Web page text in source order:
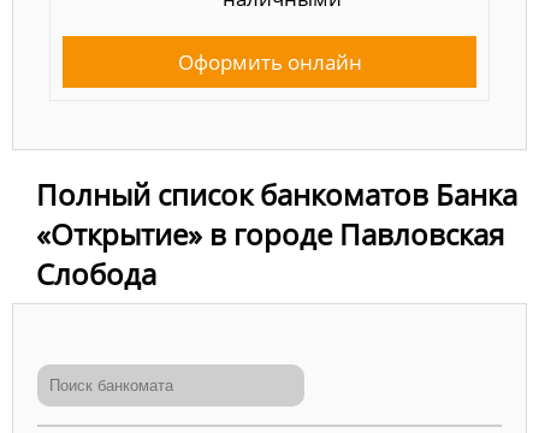
Оформить онлайн
Полный список банкоматов Банка
«Открытие» в городе Павловская
Слобода